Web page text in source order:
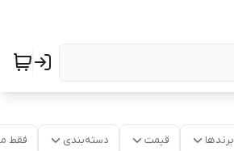
برندها قیمت دسته‌بندی فقط